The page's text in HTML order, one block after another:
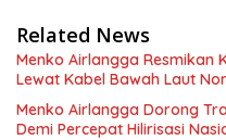
Related News
Menko Airlangga Resmikan
Lewat Kabel Bawah Laut
Menko Airlangga Dorong
Demi Percepat Hilirisasi